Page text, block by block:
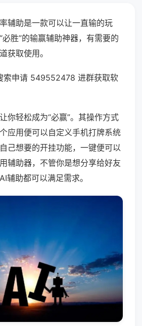
辅助是一款可以让一直输的玩
胜”的输赢辅助神器，有需要的
获取使用。
索申请 549552478 进群获取软
你轻松成为“必赢”。其操作方式
应用便可以自定义手机打牌系统
己想要的开挂功能，一键便可以
辅助器，不管你是想分享给好友
辅助都可以满足需求。